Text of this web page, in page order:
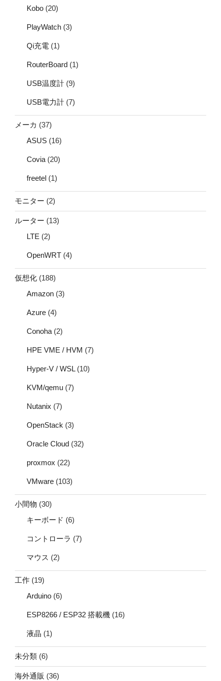
Kobo (20)
PlayWatch (3)
Qi充電 (1)
RouterBoard (1)
USB温度計 (9)
USB電力計 (7)
メーカ (37)
ASUS (16)
Covia (20)
freetel (1)
モニター (2)
ルーター (13)
LTE (2)
OpenWRT (4)
仮想化 (188)
Amazon (3)
Azure (4)
Conoha (2)
HPE VME / HVM (7)
Hyper-V / WSL(10)
KVM/qemu (7)
Nutanix (7)
OpenStack (3)
Oracle Cloud (32)
proxmox (22)
VMware (103)
小間物 (30)
キーボード (6)
コントローラ (7)
マウス (2)
工作 (19)
Arduino (6)
ESP8266 / ESP32 搭載機 (16)
液晶 (1)
未分類 (6)
海外通販 (36)